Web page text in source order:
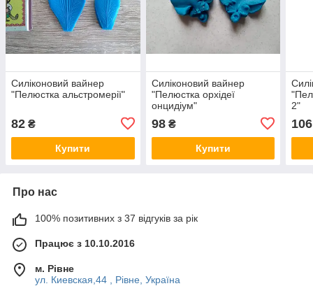
Силіконовий вайнер
"Пелюстка альстромерії"
82 ₴
Купити
Силіконовий вайнер
"Пелюстка орхідеї
онцидіум"
98₴
Купити
2"
106
Про нас
100% позитивних з 37 відгуків за рік
Працює з 10.10.2016
м. Рівне
ул. Киевская,44 , Рівне, Україна